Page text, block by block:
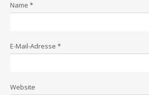
Name *
E-Mail-Adresse *
Website